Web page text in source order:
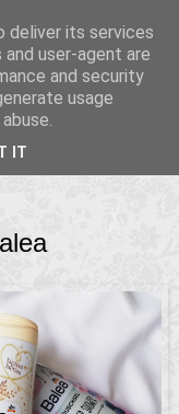
deliver its services
user-agent are
and security
usage
IT